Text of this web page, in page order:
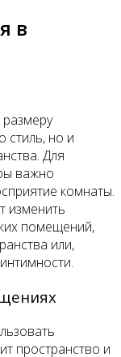
в
стиль, но и
Для
важно
комнаты.
изменить
помещений,
или,
пространство и